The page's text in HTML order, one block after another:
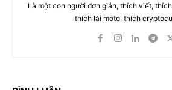
Là một con người đơn giản, thích viết,
thích lái moto, thích